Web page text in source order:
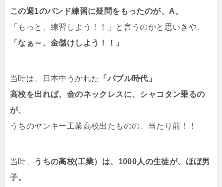
この週1のバンド練習に疑問をもったのが、A。
「もっと、練習しよう！！」と言うのかと思いきや、
「なぁ～、金儲けしよう！！」
当時は、日本中うかれた
「バブル時代」
高校を出れば、金のネックレスに、シャコタン乗るの
が、
うちのヤンキー工業高校出たものの、当たり前！！
当時、
うちの高校(工業）は、1000人の生徒が、ほぼ男
子。